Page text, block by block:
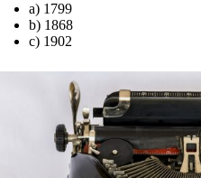
a) 1799
b) 1868
c) 1902